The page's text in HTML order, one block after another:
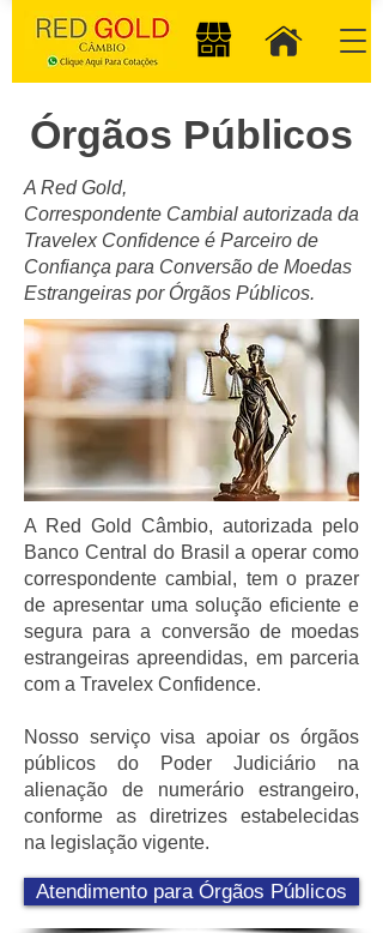
Órgãos Públicos
A Red Gold,
Correspondente Cambial autorizada da
Travelex Confidence é Parceiro de
Confiança para Conversão de Moedas
Estrangeiras por Órgãos Públicos.
A Red Gold Câmbio, autorizada pelo
Banco Central do Brasil a operar como
correspondente cambial, tem o prazer
de apresentar uma solução eficiente e
segura para a conversão de moedas
estrangeiras apreendidas, em parceria
com a Travelex Confidence.
Nosso serviço visa apoiar os órgãos
públicos do Poder Judiciário na
alienação de numerário estrangeiro,
conforme as diretrizes estabelecidas
na legislação vigente.
Atendimento para Órgãos Públicos